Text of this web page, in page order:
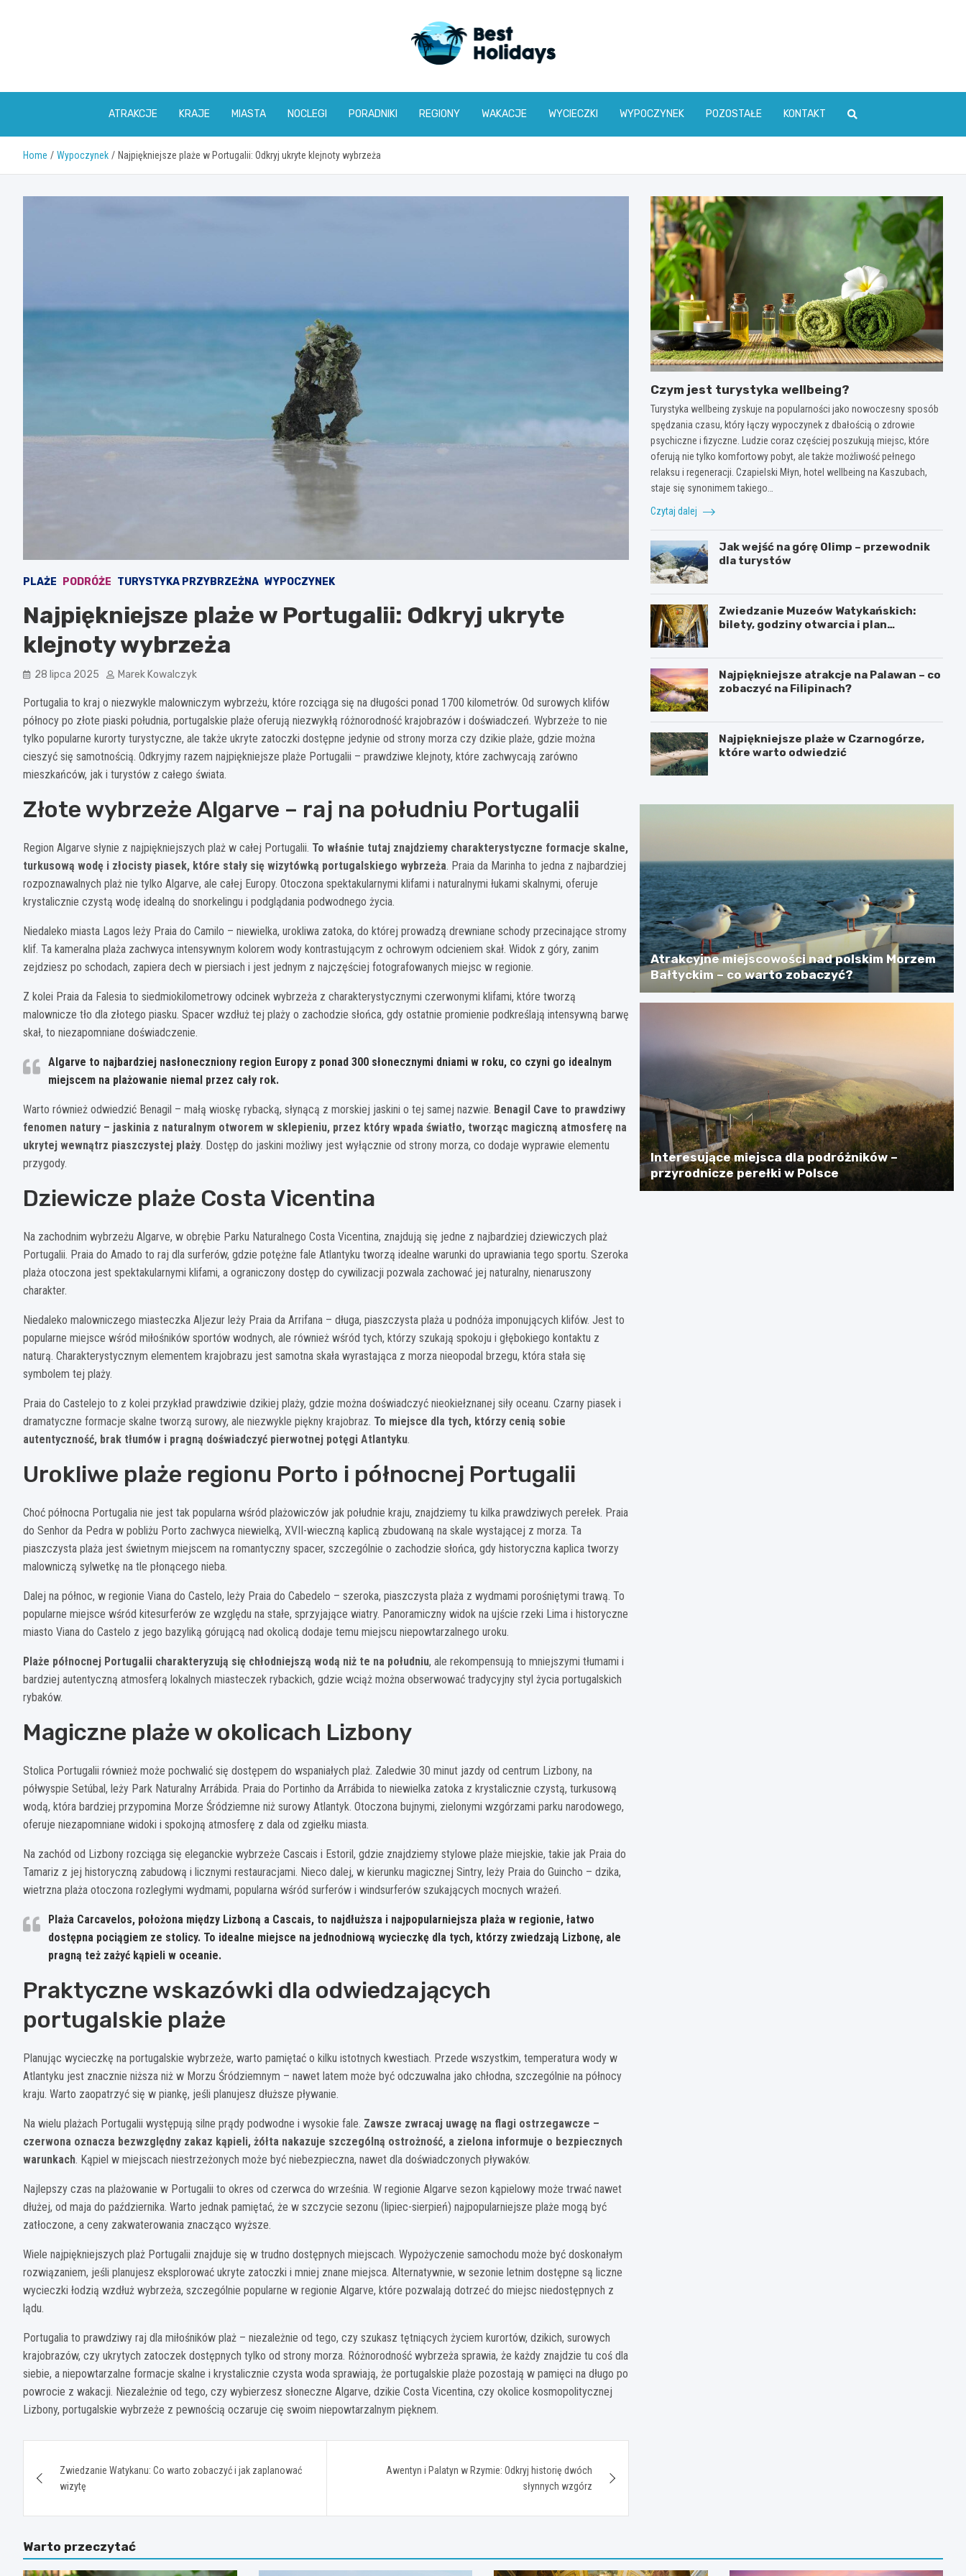
bestholidays.pl
ATRAKCJE KRAJE MIASTA NOCLEGI PORADNIKI REGIONY WAKACJE WYCIECZKI WYPOCZYNEK POZOSTAŁE KONTAKT
Home Wypoczynek Najpiękniejsze plaże w Portugalii: Odkryj ukryte klejnoty wybrzeża
PLAŻE PODRÓŻE TURYSTYKA PRZYBRZEŻNA WYPOCZYNEK
Najpiękniejsze plaże w Portugalii: Odkryj ukryte
klejnoty wybrzeża
28 lipca 2025 Marek Kowalczyk
Portugalia to kraj o niezwykle malowniczym wybrzeżu, które rozciąga się na długości ponad 1700 kilometrów. Od surowych klifów
północy po złote piaski południa, portugalskie plaże oferują niezwykłą różnorodność krajobrazów i doświadczeń. Wybrzeże to nie
tylko popularne kurorty turystyczne, ale także ukryte zatoczki dostępne jedynie od strony morza czy dzikie plaże, gdzie można
cieszyć się samotnością. Odkryjmy razem najpiękniejsze plaże Portugalii – prawdziwe klejnoty, które zachwycają zarówno
mieszkańców, jak i turystów z całego świata.
Złote wybrzeże Algarve – raj na południu Portugalii
Region Algarve słynie z najpiękniejszych plaż w całej Portugalii. To właśnie tutaj znajdziemy charakterystyczne formacje skalne,
turkusową wodę i złocisty piasek, które stały się wizytówką portugalskiego wybrzeża. Praia da Marinha to jedna z najbardziej
rozpoznawalnych plaż nie tylko Algarve, ale całej Europy. Otoczona spektakularnymi klifami i naturalnymi łukami skalnymi, oferuje
krystalicznie czystą wodę idealną do snorkelingu i podglądania podwodnego życia.
Niedaleko miasta Lagos leży Praia do Camilo – niewielka, urokliwa zatoka, do której prowadzą drewniane schody przecinające stromy
klif. Ta kameralna plaża zachwyca intensywnym kolorem wody kontrastującym z ochrowym odcieniem skał. Widok z góry, zanim
zejdziesz po schodach, zapiera dech w piersiach i jest jednym z najczęściej fotografowanych miejsc w regionie.
Z kolei Praia da Falesia to siedmiokilometrowy odcinek wybrzeża z charakterystycznymi czerwonymi klifami, które tworzą
malownicze tło dla złotego piasku. Spacer wzdłuż tej plaży o zachodzie słońca, gdy ostatnie promienie podkreślają intensywną barwę
skał, to niezapomniane doświadczenie.
Algarve to najbardziej nasłoneczniony region Europy z ponad 300 słonecznymi dniami w roku, co czyni go idealnym
miejscem na plażowanie niemal przez cały rok.
Warto również odwiedzić Benagil – małą wioskę rybacką, słynącą z morskiej jaskini o tej samej nazwie. Benagil Cave to prawdziwy
fenomen natury – jaskinia z naturalnym otworem w sklepieniu, przez który wpada światło, tworząc magiczną atmosferę na
ukrytej wewnątrz piaszczystej plaży. Dostęp do jaskini możliwy jest wyłącznie od strony morza, co dodaje wyprawie elementu
przygody.
Dziewicze plaże Costa Vicentina
Na zachodnim wybrzeżu Algarve, w obrębie Parku Naturalnego Costa Vicentina, znajdują się jedne z najbardziej dziewiczych plaż
Portugalii. Praia do Amado to raj dla surferów, gdzie potężne fale Atlantyku tworzą idealne warunki do uprawiania tego sportu. Szeroka
plaża otoczona jest spektakularnymi klifami, a ograniczony dostęp do cywilizacji pozwala zachować jej naturalny, nienaruszony
charakter.
Niedaleko malowniczego miasteczka Aljezur leży Praia da Arrifana – długa, piaszczysta plaża u podnóża imponujących klifów. Jest to
popularne miejsce wśród miłośników sportów wodnych, ale również wśród tych, którzy szukają spokoju i głębokiego kontaktu z
naturą. Charakterystycznym elementem krajobrazu jest samotna skała wyrastająca z morza nieopodal brzegu, która stała się
symbolem tej plaży.
Praia do Castelejo to z kolei przykład prawdziwie dzikiej plaży, gdzie można doświadczyć nieokiełznanej siły oceanu. Czarny piasek i
dramatyczne formacje skalne tworzą surowy, ale niezwykle piękny krajobraz. To miejsce dla tych, którzy cenią sobie
autentyczność, brak tłumów i pragną doświadczyć pierwotnej potęgi Atlantyku.
Urokliwe plaże regionu Porto i północnej Portugalii
Choć północna Portugalia nie jest tak popularna wśród plażowiczów jak południe kraju, znajdziemy tu kilka prawdziwych perełek. Praia
do Senhor da Pedra w pobliżu Porto zachwyca niewielką, XVII-wieczną kaplicą zbudowaną na skale wystającej z morza. Ta
piaszczysta plaża jest świetnym miejscem na romantyczny spacer, szczególnie o zachodzie słońca, gdy historyczna kaplica tworzy
malowniczą sylwetkę na tle płonącego nieba.
Dalej na północ, w regionie Viana do Castelo, leży Praia do Cabedelo – szeroka, piaszczysta plaża z wydmami porośniętymi trawą. To
popularne miejsce wśród kitesurferów ze względu na stałe, sprzyjające wiatry. Panoramiczny widok na ujście rzeki Lima i historyczne
miasto Viana do Castelo z jego bazyliką górującą nad okolicą dodaje temu miejscu niepowtarzalnego uroku.
Plaże północnej Portugalii charakteryzują się chłodniejszą wodą niż te na południu, ale rekompensują to mniejszymi tłumami i
bardziej autentyczną atmosferą lokalnych miasteczek rybackich, gdzie wciąż można obserwować tradycyjny styl życia portugalskich
rybaków.
Magiczne plaże w okolicach Lizbony
Stolica Portugalii również może pochwalić się dostępem do wspaniałych plaż. Zaledwie 30 minut jazdy od centrum Lizbony, na
półwyspie Setúbal, leży Park Naturalny Arrábida. Praia do Portinho da Arrábida to niewielka zatoka z krystalicznie czystą, turkusową
wodą, która bardziej przypomina Morze Śródziemne niż surowy Atlantyk. Otoczona bujnymi, zielonymi wzgórzami parku narodowego,
oferuje niezapomniane widoki i spokojną atmosferę z dala od zgiełku miasta.
Na zachód od Lizbony rozciąga się eleganckie wybrzeże Cascais i Estoril, gdzie znajdziemy stylowe plaże miejskie, takie jak Praia do
Tamariz z jej historyczną zabudową i licznymi restauracjami. Nieco dalej, w kierunku magicznej Sintry, leży Praia do Guincho – dzika,
wietrzna plaża otoczona rozległymi wydmami, popularna wśród surferów i windsurferów szukających mocnych wrażeń.
Plaża Carcavelos, położona między Lizboną a Cascais, to najdłuższa i najpopularniejsza plaża w regionie, łatwo
dostępna pociągiem ze stolicy. To idealne miejsce na jednodniową wycieczkę dla tych, którzy zwiedzają Lizbonę, ale
pragną też zażyć kąpieli w oceanie.
Praktyczne wskazówki dla odwiedzających
portugalskie plaże
Planując wycieczkę na portugalskie wybrzeże, warto pamiętać o kilku istotnych kwestiach. Przede wszystkim, temperatura wody w
Atlantyku jest znacznie niższa niż w Morzu Śródziemnym – nawet latem może być odczuwalna jako chłodna, szczególnie na północy
kraju. Warto zaopatrzyć się w piankę, jeśli planujesz dłuższe pływanie.
Na wielu plażach Portugalii występują silne prądy podwodne i wysokie fale. Zawsze zwracaj uwagę na flagi ostrzegawcze –
czerwona oznacza bezwzględny zakaz kąpieli, żółta nakazuje szczególną ostrożność, a zielona informuje o bezpiecznych
warunkach. Kąpiel w miejscach niestrzeżonych może być niebezpieczna, nawet dla doświadczonych pływaków.
Najlepszy czas na plażowanie w Portugalii to okres od czerwca do września. W regionie Algarve sezon kąpielowy może trwać nawet
dłużej, od maja do października. Warto jednak pamiętać, że w szczycie sezonu (lipiec-sierpień) najpopularniejsze plaże mogą być
zatłoczone, a ceny zakwaterowania znacząco wyższe.
Wiele najpiękniejszych plaż Portugalii znajduje się w trudno dostępnych miejscach. Wypożyczenie samochodu może być doskonałym
rozwiązaniem, jeśli planujesz eksplorować ukryte zatoczki i mniej znane miejsca. Alternatywnie, w sezonie letnim dostępne są liczne
wycieczki łodzią wzdłuż wybrzeża, szczególnie popularne w regionie Algarve, które pozwalają dotrzeć do miejsc niedostępnych z
lądu.
Portugalia to prawdziwy raj dla miłośników plaż – niezależnie od tego, czy szukasz tętniących życiem kurortów, dzikich, surowych
krajobrazów, czy ukrytych zatoczek dostępnych tylko od strony morza. Różnorodność wybrzeża sprawia, że każdy znajdzie tu coś dla
siebie, a niepowtarzalne formacje skalne i krystalicznie czysta woda sprawiają, że portugalskie plaże pozostają w pamięci na długo po
powrocie z wakacji. Niezależnie od tego, czy wybierzesz słoneczne Algarve, dzikie Costa Vicentina, czy okolice kosmopolitycznej
Lizbony, portugalskie wybrzeże z pewnością oczaruje cię swoim niepowtarzalnym pięknem.
wpisu
Zwiedzanie Watykanu: Co warto zobaczyć i jak zaplanować
wizytę
Awentyn i Palatyn w Rzymie: Odkryj historię dwóch
słynnych wzgórz
Czym jest turystyka wellbeing?
Turystyka wellbeing zyskuje na popularności jako nowoczesny sposób
spędzania czasu, który łączy wypoczynek z dbałością o zdrowie
psychiczne i fizyczne. Ludzie coraz częściej poszukują miejsc, które
oferują nie tylko komfortowy pobyt, ale także możliwość pełnego
relaksu i regeneracji. Czapielski Młyn, hotel wellbeing na Kaszubach,
staje się synonimem takiego…
Czytaj dalej
Jak wejść na górę Olimp – przewodnik
dla turystów
Zwiedzanie Muzeów Watykańskich:
bilety, godziny otwarcia i plan
Najpiękniejsze atrakcje na Palawan – co
zobaczyć na Filipinach?
Najpiękniejsze plaże w Czarnogórze,
które warto odwiedzić
Atrakcyjne miejscowości nad polskim Morzem
Bałtyckim – co warto zobaczyć?
Interesujące miejsca dla podróżników –
przyrodnicze perełki w Polsce
Warto przeczytać